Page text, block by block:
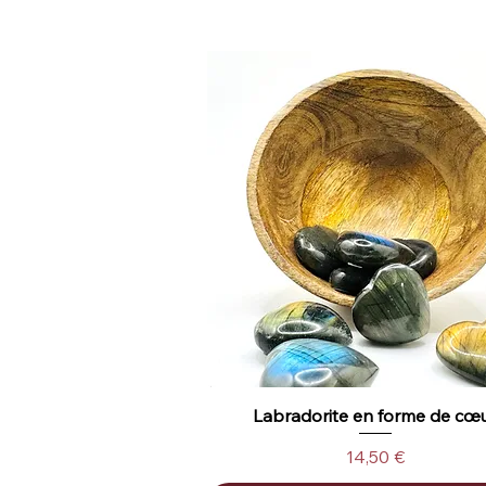
Aperçu rapide
Labradorite en forme de
Prix
14,50 €